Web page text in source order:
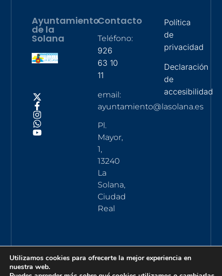
Ayuntamiento
de la
Solana
Contacto
Teléfono:
926
63 10
11
email:
ayuntamiento@lasolana.es
Pl.
Mayor,
1,
13240
La
Solana,
Ciudad
Real
Política
de
privacidad
Declaración
de
accesibilidad
Utilizamos cookies para ofrecerte la mejor experiencia en
nuestra web.